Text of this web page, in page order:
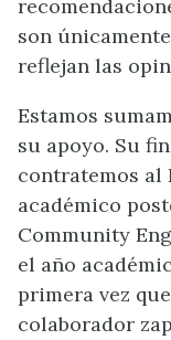
son
reflejan las
Estamos
su apoyo. Su
contratemos al
académico
Community
el año
primera vez
colaborador